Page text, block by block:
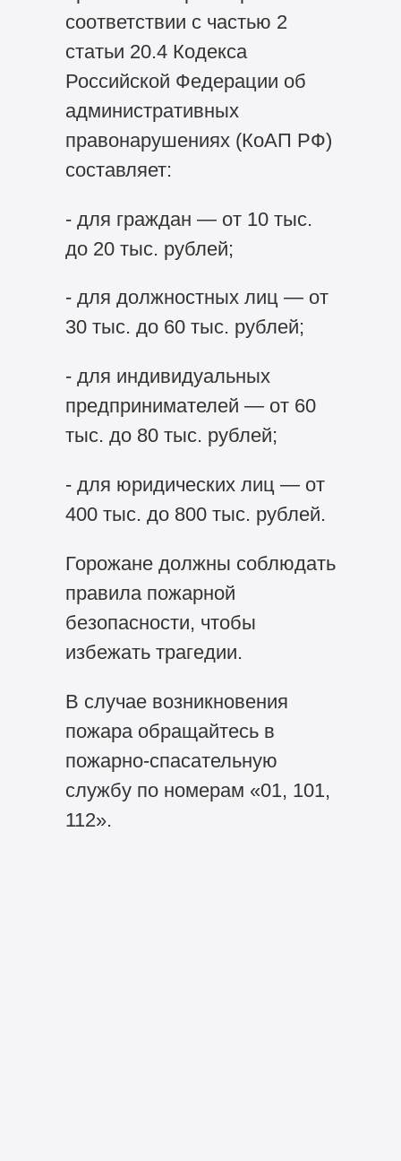
соответствии с частью 2
статьи 20.4 Кодекса
Российской Федерации об
административных
правонарушениях (КоАП РФ)
составляет:
- для граждан — от 10 тыс.
до 20 тыс. рублей;
- для должностных лиц — от
30 тыс. до 60 тыс. рублей;
- для индивидуальных
предпринимателей — от 60
тыс. до 80 тыс. рублей;
- для юридических лиц — от
400 тыс. до 800 тыс. рублей.
Горожане должны соблюдать
правила пожарной
безопасности, чтобы
избежать трагедии.
В случае возникновения
пожара обращайтесь в
пожарно-спасательную
службу по номерам «01, 101,
112».